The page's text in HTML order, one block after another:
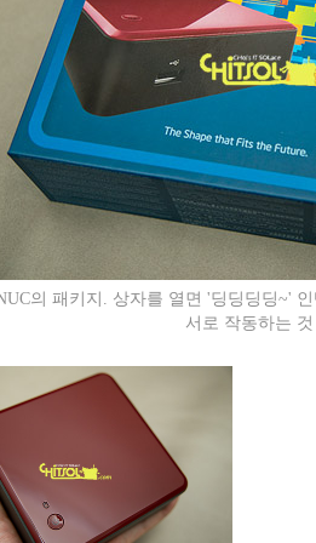
의 패키지. 상자를 열면 '딩딩딩딩~'
서로 작동하는 것